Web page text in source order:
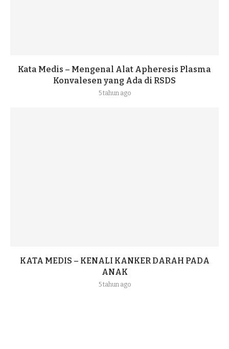
Kata Medis – Mengenal Alat Apheresis Plasma
Konvalesen yang Ada di RSDS
5 tahun ago
KATA MEDIS – KENALI KANKER DARAH PADA
ANAK
5 tahun ago